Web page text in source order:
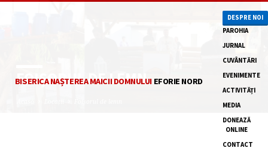
BISERICA NAȘTEREA MAICII DOMNULUI EFORIE NORD
DESPRE NOI
PAROHIA
JURNAL
CUVÂNTĂRI
EVENIMENTE
ACTIVITĂȚI
MEDIA
DONEAZĂ
ONLINE
CONTACT
FOIȘORUL DE LEMN